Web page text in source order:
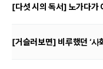
[다섯 시의 독서] 노가다가
[거슬러보면] 비루했던 ‘사